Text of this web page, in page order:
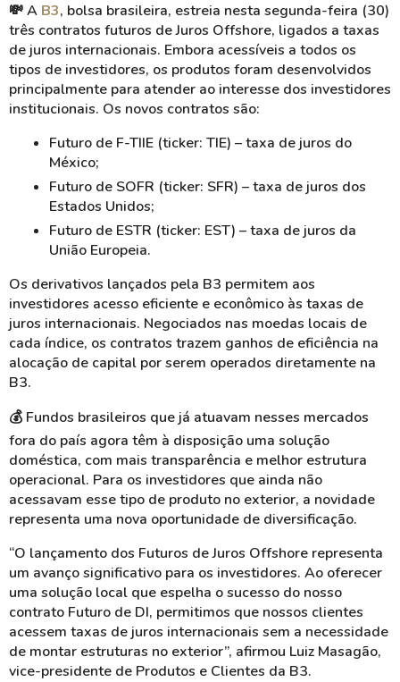
💸 A B3, bolsa brasileira, estreia nesta segunda-feira (30)
três contratos futuros de Juros Offshore, ligados a taxas
de juros internacionais. Embora acessíveis a todos os
tipos de investidores, os produtos foram desenvolvidos
principalmente para atender ao interesse dos investidores
institucionais. Os novos contratos são:
Futuro de F-TIIE (ticker: TIE) – taxa de juros do
México;
Futuro de SOFR (ticker: SFR) – taxa de juros dos
Estados Unidos;
Futuro de ESTR (ticker: EST) – taxa de juros da
União Europeia.
Os derivativos lançados pela B3 permitem aos
investidores acesso eficiente e econômico às taxas de
juros internacionais. Negociados nas moedas locais de
cada índice, os contratos trazem ganhos de eficiência na
alocação de capital por serem operados diretamente na
B3.
💰 Fundos brasileiros que já atuavam nesses mercados
fora do país agora têm à disposição uma solução
doméstica, com mais transparência e melhor estrutura
operacional. Para os investidores que ainda não
acessavam esse tipo de produto no exterior, a novidade
representa uma nova oportunidade de diversificação.
“O lançamento dos Futuros de Juros Offshore representa
um avanço significativo para os investidores. Ao oferecer
uma solução local que espelha o sucesso do nosso
contrato Futuro de DI, permitimos que nossos clientes
acessem taxas de juros internacionais sem a necessidade
de montar estruturas no exterior”, afirmou Luiz Masagão,
vice-presidente de Produtos e Clientes da B3.